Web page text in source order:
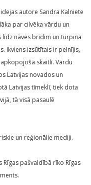
autore Sandra Kalniete
par cilvēka vārdu un
līdz nāves brīdim un turpina
Ikviens izsūtītais ir pelnījis,
skaitlī. Vārdu
Latvijas novados un
Latvijas tīmeklī, tiek dota
tā visā pasaulē
un reģionālie mediji.
pašvaldībā rīko Rīgas